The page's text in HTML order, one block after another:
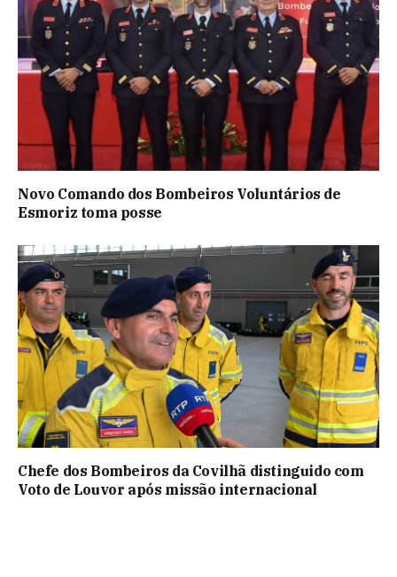
Novo Comando dos Bombeiros Voluntários de
Esmoriz toma posse
Chefe dos Bombeiros da Covilhã distinguido com
Voto de Louvor após missão internacional